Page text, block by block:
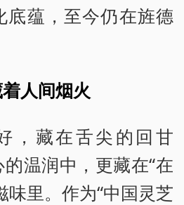
底蕴，至今仍在旌德
人间烟火
，藏在舌尖的回甘
温润中，更藏在“在
味里。作为“中国灵芝